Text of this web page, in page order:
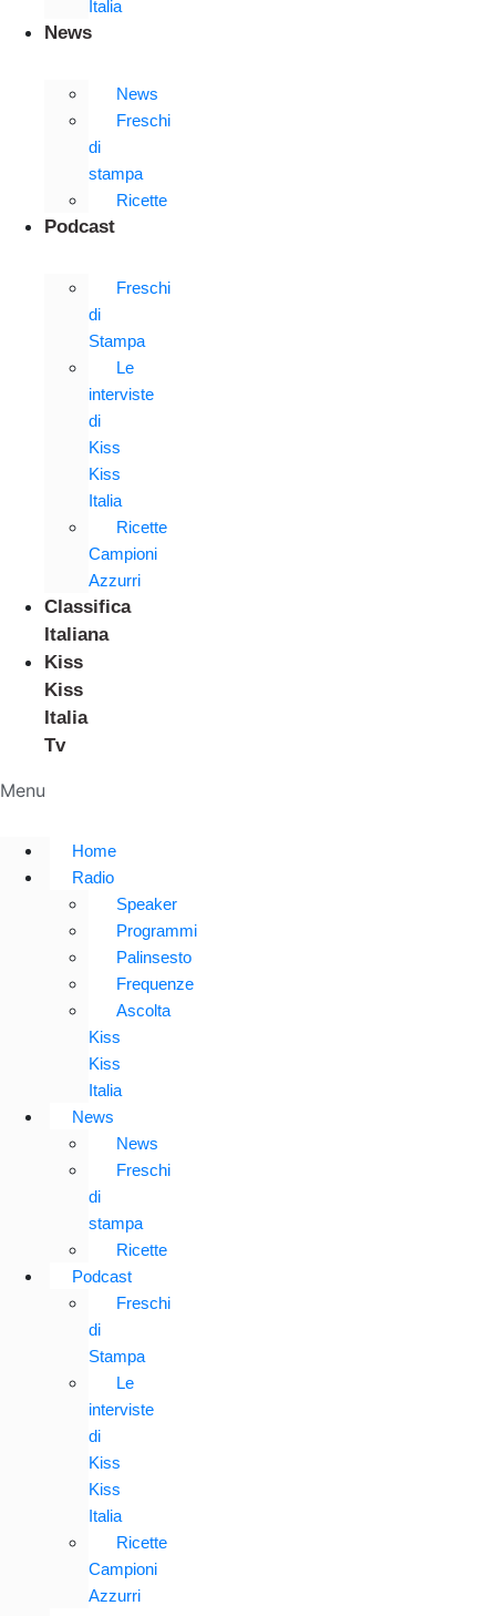
Italia
News
News
Freschi
di
stampa
Ricette
Podcast
Freschi
di
Stampa
Le
interviste
di
Kiss
Kiss
Italia
Ricette
Campioni
Azzurri
Classifica
Italiana
Kiss
Kiss
Italia
Tv
Menu
Home
Radio
Speaker
Programmi
Palinsesto
Frequenze
Ascolta
Kiss
Kiss
Italia
News
News
Freschi
di
stampa
Ricette
Podcast
Freschi
di
Stampa
Le
interviste
di
Kiss
Kiss
Italia
Ricette
Campioni
Azzurri